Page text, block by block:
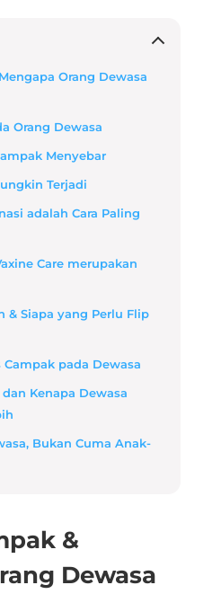
Orang Dewasa
Orang Dewasa
Menyebar
Terjadi
adalah Cara Paling
Care merupakan
& Siapa yang Perlu Flip
Campak pada Dewasa
Kenapa Dewasa
Bukan Cuma Anak-
&
Dewasa